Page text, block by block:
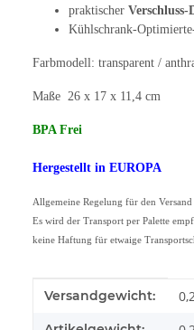
praktischer Verschluss-
Kühlschrank-
Farbmodell: transparent /
Maße 26 x 17 x 11,4 cm
BPA Frei
Hergestellt in EUROPA
Allgemeine Regelung für den
Es wird der Transport per Palette
keine Haftung für etwaige
Produkteigenschaft
Wert
Versandgewicht: